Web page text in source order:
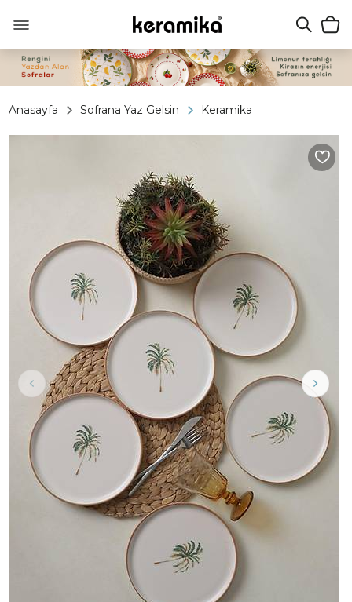
Anasayfa Sofrana Yaz Gelsin Keramika